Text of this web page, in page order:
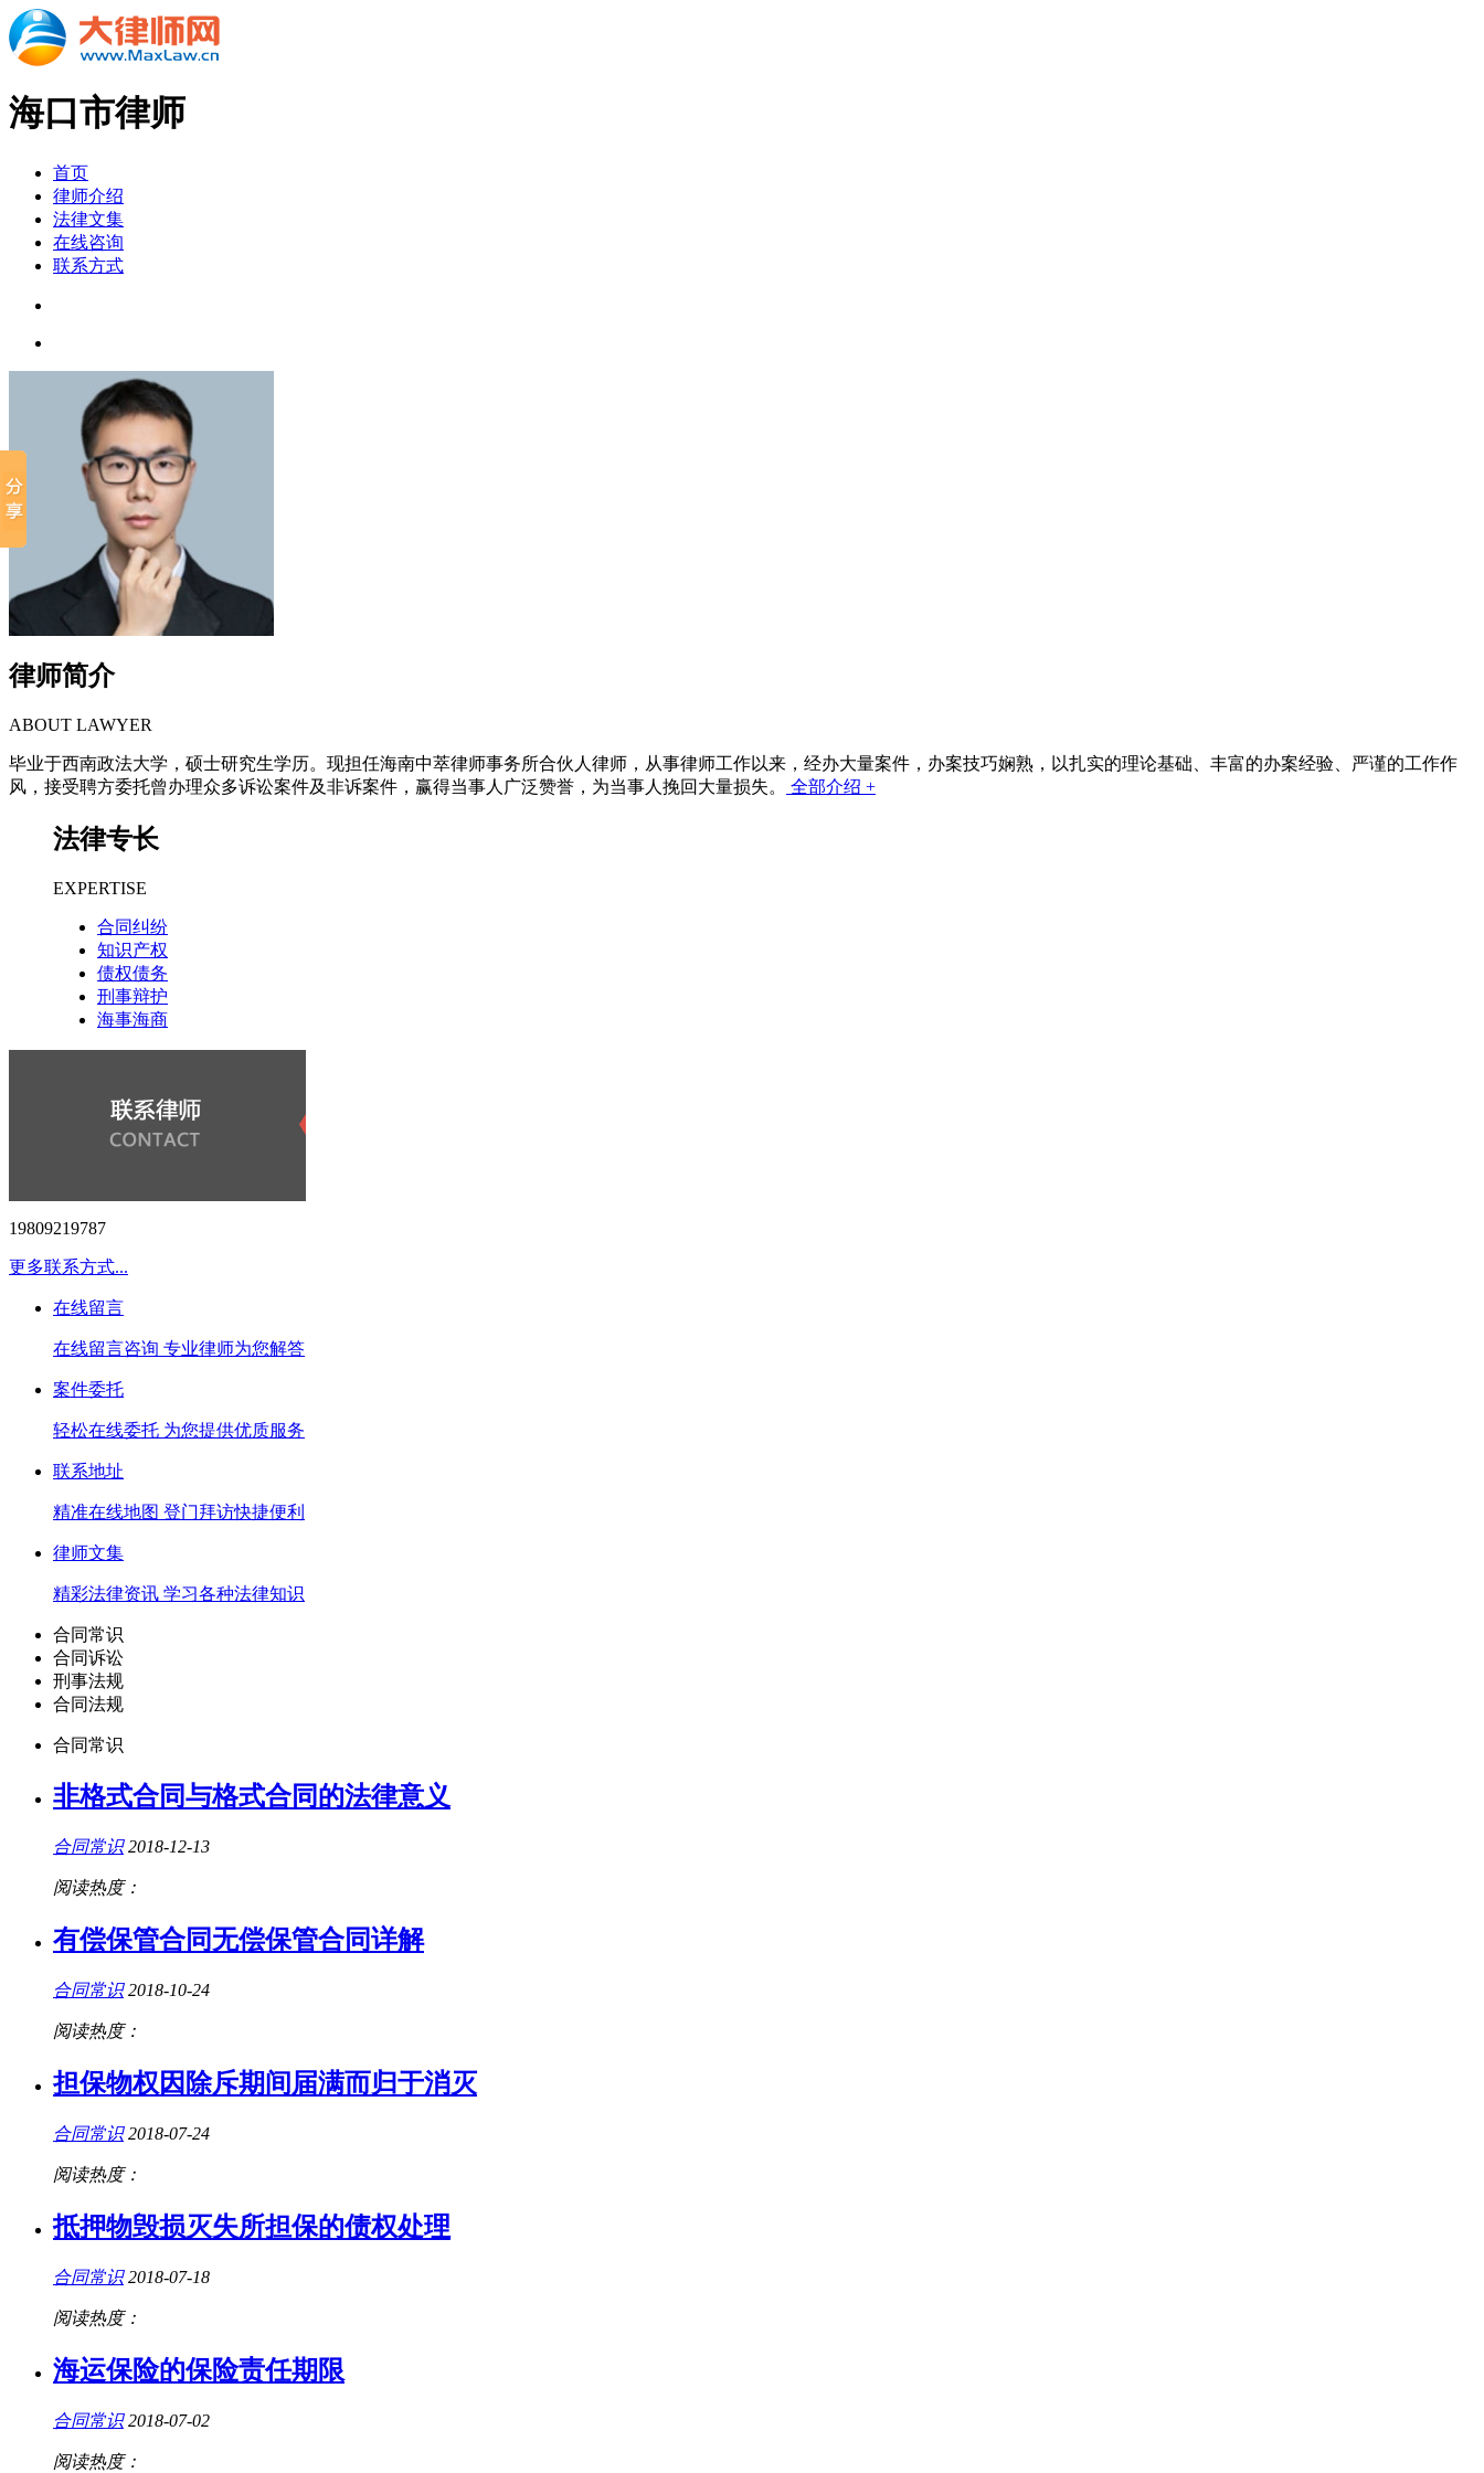
海口市律师
首页
律师介绍
法律文集
在线咨询
联系方式
律师简介
ABOUT LAWYER
毕业于西南政法大学，硕士研究生学历。现担任海南中萃律师事务所合伙人律师，从事律师工作以来，经办大量案件，办案技巧娴熟，以扎实的理论基础、丰富的办案经验、严谨的工作作
风，接受聘方委托曾办理众多诉讼案件及非诉案件，赢得当事人广泛赞誉，为当事人挽回大量损失。
全部介绍 +
法律专长
EXPERTISE
合同纠纷
知识产权
债权债务
刑事辩护
海事海商
19809219787
更多联系方式...
在线留言
在线留言咨询 专业律师为您解答
案件委托
轻松在线委托 为您提供优质服务
联系地址
精准在线地图 登门拜访快捷便利
律师文集
精彩法律资讯 学习各种法律知识
合同常识
合同诉讼
刑事法规
合同法规
合同常识
非格式合同与格式合同的法律意义
合同常识 2018-12-13
阅读热度：
有偿保管合同无偿保管合同详解
合同常识 2018-10-24
阅读热度：
担保物权因除斥期间届满而归于消灭
合同常识 2018-07-24
阅读热度：
抵押物毁损灭失所担保的债权处理
合同常识 2018-07-18
阅读热度：
海运保险的保险责任期限
合同常识 2018-07-02
阅读热度：